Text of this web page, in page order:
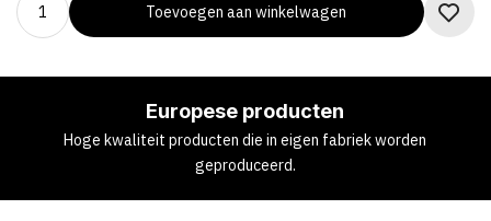
Toevoegen aan winkelwagen
Europese producten
Hoge kwaliteit producten die in eigen fabriek worden
geproduceerd.